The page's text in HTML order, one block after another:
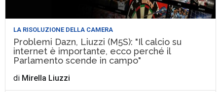
LA RISOLUZIONE DELLA CAMERA
Problemi Dazn, Liuzzi (M5S): "Il calcio su
internet è importante, ecco perché il
Parlamento scende in campo"
di Mirella Liuzzi